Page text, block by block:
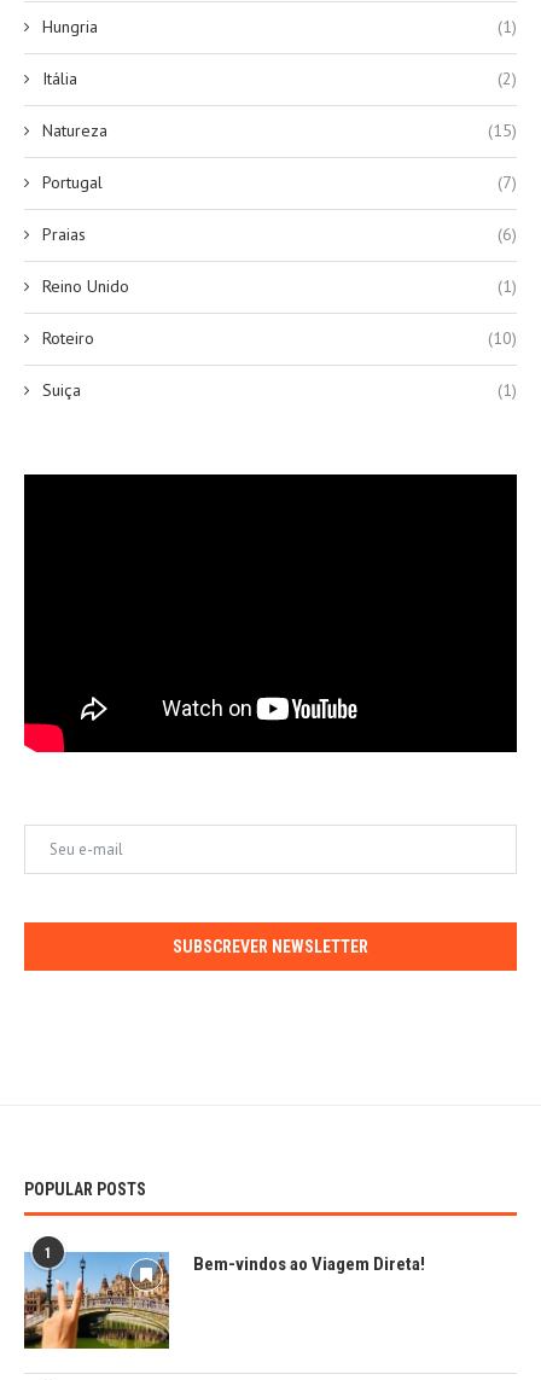
Hungria (1)
Itália (2)
Natureza (15)
Portugal (7)
Praias (6)
Reino Unido (1)
Roteiro (10)
Suiça (1)
SUBSCREVER NEWSLETTER
POPULAR POSTS
1 Bem-vindos ao Viagem Direta!